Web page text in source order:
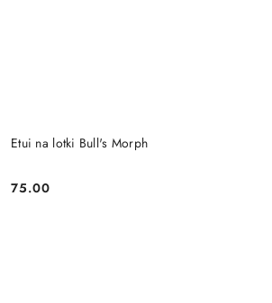
Etui na lotki Bull's Morph
Cena:
75.00